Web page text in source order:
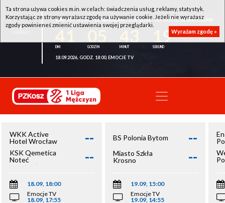
WKK ACTIVE HOTEL WROCŁAW - KSK QEMETICA NOTEĆ INOWROCŁAW
19
18.09.2026, GODZ. 18:00, EMOCJE TV
WKK Active
Hotel Wrocław
--
KSK Qemetica
Noteć
Inowrocław
--
18.09, 18:00
Emocje TV
18.09, 17:55
BS Polonia Bytom --
Miasto Szkła
Krosno
--
19.09, 15:00
Emocje TV
19.09, 14:55
Ta strona używa cookies m.in. w celach: świadczenia usług, reklamy, statystyk.
Korzystając ze strony wyrażasz zgodę na używanie cookie. Jeżeli nie wyrażasz
zgody powinieneś zmienić ustawienia swojej przeglądarki.
Wyrażam zgodę »